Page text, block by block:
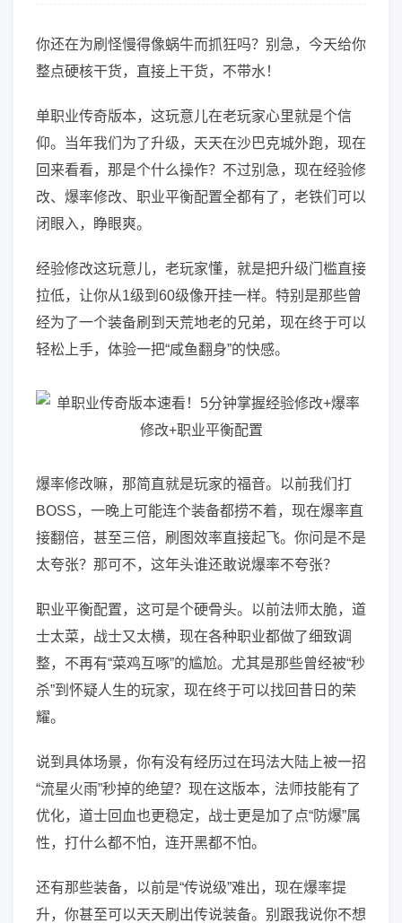
你还在为刷怪慢得像蜗牛而抓狂吗？别急，今天给你
整点硬核干货，直接上干货，不带水！
单职业传奇版本，这玩意儿在老玩家心里就是个信
仰。当年我们为了升级，天天在沙巴克城外跑，现在
回来看看，那是个什么操作？不过别急，现在经验修
改、爆率修改、职业平衡配置全都有了，老铁们可以
闭眼入，睁眼爽。
经验修改这玩意儿，老玩家懂，就是把升级门槛直接
拉低，让你从1级到60级像开挂一样。特别是那些曾
经为了一个装备刷到天荒地老的兄弟，现在终于可以
轻松上手，体验一把“咸鱼翻身”的快感。
爆率修改嘛，那简直就是玩家的福音。以前我们打
BOSS，一晚上可能连个装备都捞不着，现在爆率直
接翻倍，甚至三倍，刷图效率直接起飞。你问是不是
太夸张？那可不，这年头谁还敢说爆率不夸张？
职业平衡配置，这可是个硬骨头。以前法师太脆，道
士太菜，战士又太横，现在各种职业都做了细致调
整，不再有“菜鸡互啄”的尴尬。尤其是那些曾经被“秒
杀”到怀疑人生的玩家，现在终于可以找回昔日的荣
耀。
说到具体场景，你有没有经历过在玛法大陆上被一招
“流星火雨”秒掉的绝望？现在这版本，法师技能有了
优化，道士回血也更稳定，战士更是加了点“防爆”属
性，打什么都不怕，连开黑都不怕。
还有那些装备，以前是“传说级”难出，现在爆率提
升，你甚至可以天天刷出传说装备。别跟我说你不想